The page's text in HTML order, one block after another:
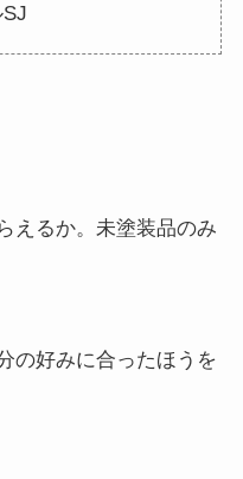
SJ
えるか。未塗装品のみ
の好みに合ったほうを